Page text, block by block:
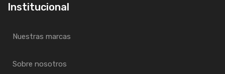
Institucional
Nuestras marcas
Sobre nosotros